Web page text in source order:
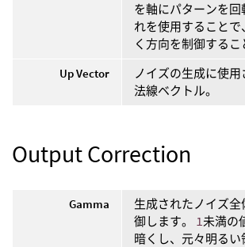
を軸にパターンを回
れを使用すること
く方向を制御するこ
Up Vector
ノイズの生成に使用
法線ベクトル。
Output Correction
Gamma
生成されたノイズ
御します。
1 未満の
暗くし、元々明る